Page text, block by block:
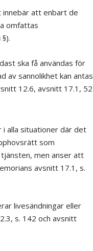
att enbart de
omfattas
ska få användas för
av sannolikhet kan antas
12.6, avsnitt 17.1, 52
alla situationer där det
som
men anser att
avsnitt 17.1, s.
livesändningar eller
s. 142 och avsnitt